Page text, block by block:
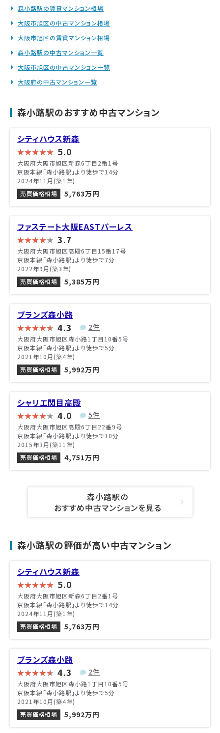
森小路駅の賃貸マンション相場
大阪市旭区の中古マンション相場
大阪市旭区の賃貸マンション相場
森小路駅の中古マンション一覧
大阪市旭区の中古マンション一覧
大阪府の中古マンション一覧
森小路駅のおすすめ中古マンション
シティハウス新森
5.0
大阪府大阪市旭区新森6丁目2番1号
京阪本線「森小路駅」より徒歩で14分
2024年11月(築1年)
売買価格相場
5,763万円
ファステート大阪EASTパーレス
3.7
大阪府大阪市旭区高殿6丁目15番17号
京阪本線「森小路駅」より徒歩で7分
2022年9月(築3年)
売買価格相場
5,385万円
ブランズ森小路
4.3 2件
大阪府大阪市旭区森小路1丁目10番5号
京阪本線「森小路駅」より徒歩で5分
2021年10月(築4年)
売買価格相場
5,992万円
シャリエ関目高殿
4.0 5件
大阪府大阪市旭区高殿6丁目22番9号
京阪本線「森小路駅」より徒歩で10分
2015年3月(築11年)
売買価格相場
4,751万円
森小路駅の
おすすめ中古マンションを見る
森小路駅の評価が高い中古マンション
シティハウス新森
5.0
大阪府大阪市旭区新森6丁目2番1号
京阪本線「森小路駅」より徒歩で14分
2024年11月(築1年)
売買価格相場
5,763万円
ブランズ森小路
4.3 2件
大阪府大阪市旭区森小路1丁目10番5号
京阪本線「森小路駅」より徒歩で5分
2021年10月(築4年)
売買価格相場
5,992万円